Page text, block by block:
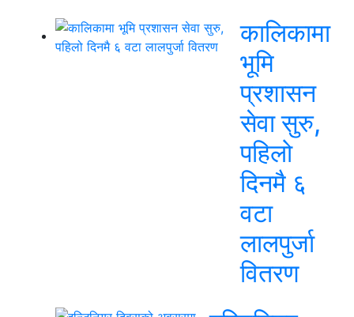
कालिकामा
भूमि
प्रशासन
सेवा सुरु,
पहिलो
दिनमै ६
वटा
लालपुर्जा
वितरण